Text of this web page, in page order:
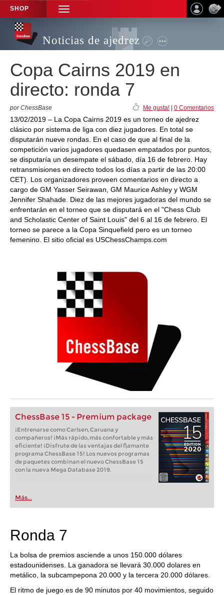
SHOP
TOGGLE
NAVIGATION
Noticias de ajedrez
Copa Cairns 2019 en
directo: ronda 7
por ChessBase Me gusta! 0 Comentarios
13/02/2019 – La Copa Cairns 2019 es un torneo de ajedrez
clásico por sistema de liga con diez jugadores. En total se
disputarán nueve rondas. En el caso de que al final de la
competición varios jugadores quedasen empatados por puntos,
se disputaría un desempate el sábado, día 16 de febrero. Hay
retransmisiones en directo todos los días a partir de las 20:00
CET). Los organizadores proveen comentarios en directo a
cargo de GM Yasser Seirawan, GM Maurice Ashley y WGM
Jennifer Shahade. Diez de las mejores jugadoras del mundo se
enfrentarán en el torneo que se disputará en el "Chess Club
and Scholastic Center of Saint Louis" del 6 al 16 de febrero. El
torneo se parece a la Copa Sinquefield pero es un torneo
femenino. El sitio oficial es USChessChamps.com
ChessBase 15 - Premium package
¡Entrenarse como Carlsen, Caruana y
compañeros! ¡Más rápido, más confortable y más
eficiente! ¡Disfrute de las ventajas del flamante
programa ChessBase 15! Los nuevos programas
de paquetes combinan el nuevo ChessBase 15
con la nueva Mega Database 2019.
Más...
Ronda 7
La bolsa de premios asciende a unos 150.000 dólares
estadounidenses. La ganadora se llevará 30.000 dolares en
metálico, la subcampepona 20.000 y la tercera 20.000 dólares.
El ritmo de juego es de 90 minutos por 40 movimientos, seguido